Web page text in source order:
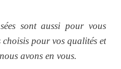
sont aussi pour vous
pour vos qualités et
avons en vous.